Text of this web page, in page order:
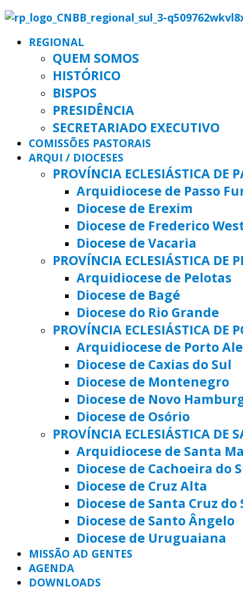
REGIONAL
QUEM SOMOS
HISTÓRICO
BISPOS
PRESIDÊNCIA
SECRETARIADO EXECUTIVO
COMISSÕES PASTORAIS
ARQUI / DIOCESES
PROVÍNCIA ECLESIÁSTICA DE
Arquidiocese de Passo
Diocese de Erexim
Diocese de Frederico
Diocese de Vacaria
PROVÍNCIA ECLESIÁSTICA DE
Arquidiocese de Pelotas
Diocese de Bagé
Diocese do Rio Grande
PROVÍNCIA ECLESIÁSTICA DE
Arquidiocese de Porto
Diocese de Caxias do Sul
Diocese de Montenegro
Diocese de Novo
Diocese de Osório
PROVÍNCIA ECLESIÁSTICA DE
Arquidiocese de Santa
Diocese de Cachoeira do
Diocese de Cruz Alta
Diocese de Santa Cruz do
Diocese de Santo Ângelo
Diocese de Uruguaiana
MISSÃO AD GENTES
AGENDA
DOWNLOADS